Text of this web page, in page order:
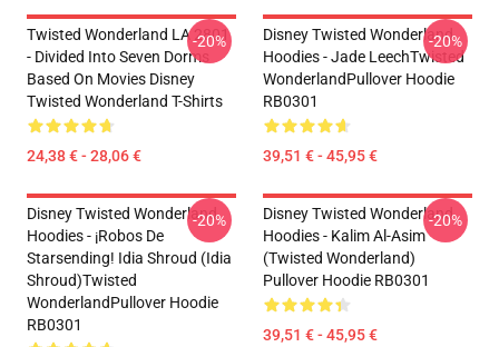
Twisted Wonderland LA 2801
- Divided Into Seven Dorms
Based On Movies Disney
Twisted Wonderland T-Shirts
24,38 € - 28,06 €
-20%
Disney Twisted Wonderland
Hoodies - Jade LeechTwisted
WonderlandPullover Hoodie
RB0301
39,51 € - 45,95 €
-20%
Disney Twisted Wonderland
Hoodies - ¡Robos De
Starsending! Idia Shroud (Idia
Shroud)Twisted
WonderlandPullover Hoodie
RB0301
-20%
Disney Twisted Wonderland
Hoodies - Kalim Al-Asim
(Twisted Wonderland)
Pullover Hoodie RB0301
39,51 € - 45,95 €
-20%